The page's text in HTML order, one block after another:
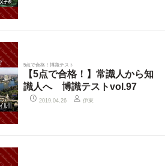
5点で合格！博識テスト
【5点で合格！】常識人から知
識人へ 博識テストvol.97
2019.04.26 伊東